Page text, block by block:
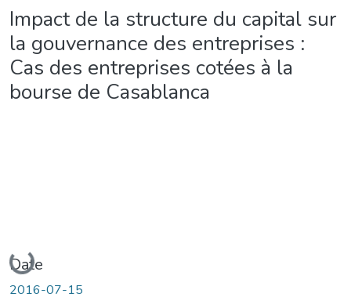
Impact de la structure du capital sur
la gouvernance des entreprises :
Cas des entreprises cotées à la
bourse de Casablanca
Loading...
Date
2016-07-15